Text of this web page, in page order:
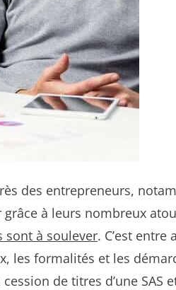
des entrepreneurs,
à leurs nombreux
sont à soulever. C’est entre
les formalités et les
de titres d’une SAS et